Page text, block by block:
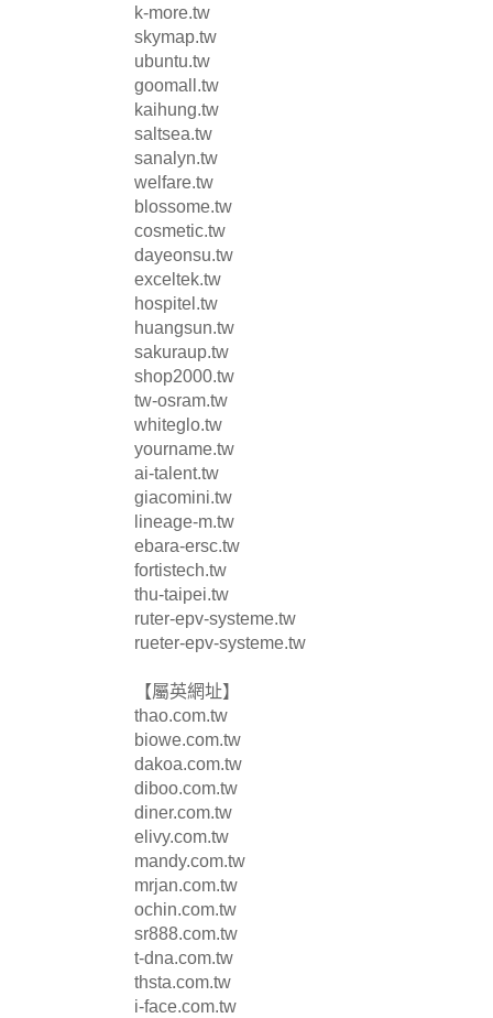
k-more.tw
skymap.tw
ubuntu.tw
goomall.tw
kaihung.tw
saltsea.tw
sanalyn.tw
welfare.tw
blossome.tw
cosmetic.tw
dayeonsu.tw
exceltek.tw
hospitel.tw
huangsun.tw
sakuraup.tw
shop2000.tw
tw-osram.tw
whiteglo.tw
yourname.tw
ai-talent.tw
giacomini.tw
lineage-m.tw
ebara-ersc.tw
fortistech.tw
thu-taipei.tw
ruter-epv-systeme.tw
rueter-epv-systeme.tw
【屬英網址】
thao.com.tw
biowe.com.tw
dakoa.com.tw
diboo.com.tw
diner.com.tw
elivy.com.tw
mandy.com.tw
mrjan.com.tw
ochin.com.tw
sr888.com.tw
t-dna.com.tw
thsta.com.tw
i-face.com.tw